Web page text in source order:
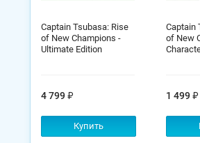
Captain Tsubasa: Rise
of New Champions -
Ultimate Edition
4 799
Купить
Captain
of New
1 499